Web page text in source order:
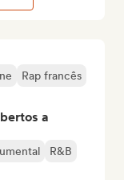
Rap francês
a
R&B